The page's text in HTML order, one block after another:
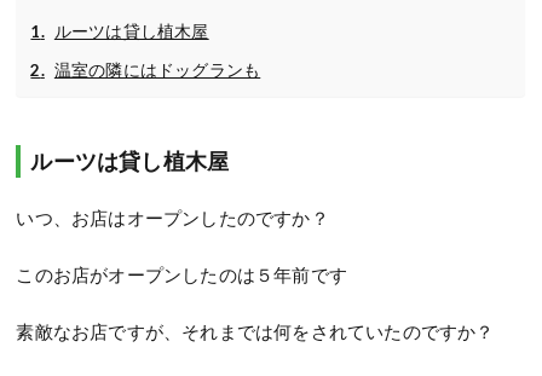
ルーツは貸し植木屋
温室の隣にはドッグランも
ルーツは貸し植木屋
いつ、お店はオープンしたのですか？
このお店がオープンしたのは５年前です
素敵なお店ですが、それまでは何をされていたのですか？